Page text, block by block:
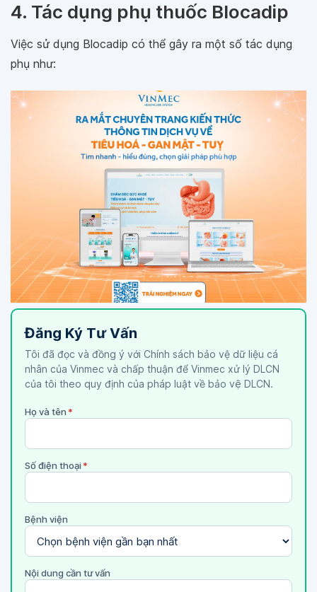
4. Tác dụng phụ thuốc Blocadip
Việc sử dụng Blocadip có thể gây ra một số tác dụng
phụ như:
Đăng Ký Tư Vấn
Tôi đã đọc và đồng ý với Chính sách bảo vệ dữ liệu cá
nhân của Vinmec và chấp thuận để Vinmec xử lý DLCN
của tôi theo quy định của pháp luật về bảo vệ DLCN.
Họ và tên*
Số điện thoại*
Bệnh viện
Nội dung cần tư vấn